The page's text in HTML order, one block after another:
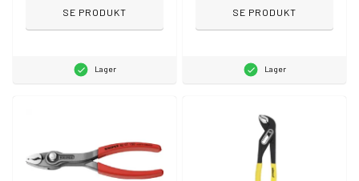
SE PRODUKT
Lager
SE PRODUKT
Lager